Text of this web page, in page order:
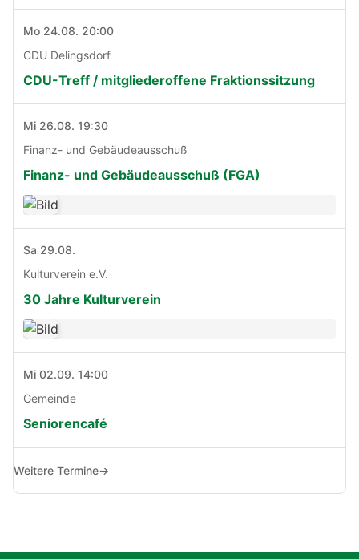
Mo 24.08. 20:00
CDU Delingsdorf
CDU-Treff / mitgliederoffene Fraktionssitzung
Mi 26.08. 19:30
Finanz- und Gebäudeausschuß
Finanz- und Gebäudeausschuß (FGA)
Sa 29.08.
Kulturverein e.V.
30 Jahre Kulturverein
Mi 02.09. 14:00
Gemeinde
Seniorencafé
Weitere Termine→